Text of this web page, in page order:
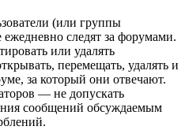
(или группы
ежедневно следят за форумами.
или удалять
перемещать, удалять и
за который они отвечают.
— не допускать
сообщений обсуждаемым